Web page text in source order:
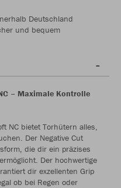
Deutschland
und bequem
– Maximale Kontrolle
NC bietet Torhütern alles,
Der Negative Cut
die dir ein präzises
Der hochwertige
dir exzellenten Grip
ob bei Regen oder